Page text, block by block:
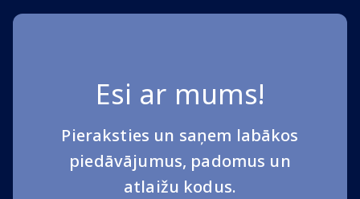
Esi ar mums!
Pieraksties un saņem labākos
piedāvājumus, padomus un
atlaižu kodus.